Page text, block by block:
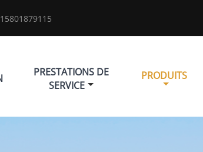
PRESTATIONS DE
SERVICE
PRODUITS